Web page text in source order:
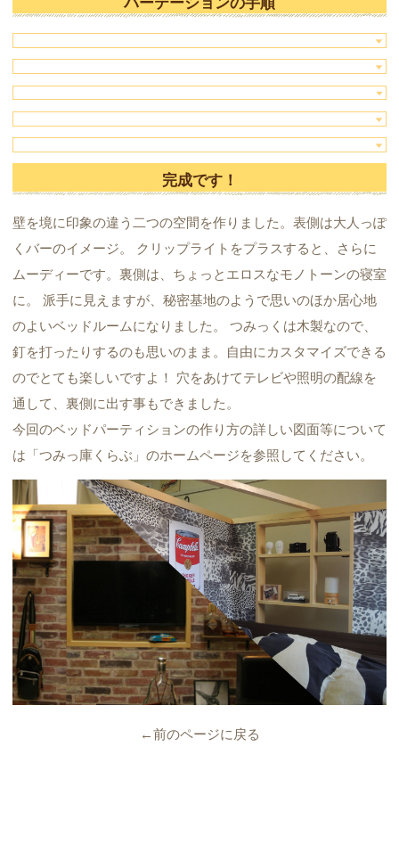
完成です！
壁を境に印象の違う二つの空間を作りました。表側は大人っぽ
くバーのイメージ。 クリップライトをプラスすると、さらに
ムーディーです。裏側は、ちょっとエロスなモノトーンの寝室
に。 派手に見えますが、秘密基地のようで思いのほか居心地
のよいベッドルームになりました。 つみっくは木製なので、
釘を打ったりするのも思いのまま。自由にカスタマイズできる
のでとても楽しいですよ！ 穴をあけてテレビや照明の配線を
通して、裏側に出す事もできました。
今回のベッドパーティションの作り方の詳しい図面等について
は「つみっ庫くらぶ」のホームページを参照してください。
←前のページに戻る